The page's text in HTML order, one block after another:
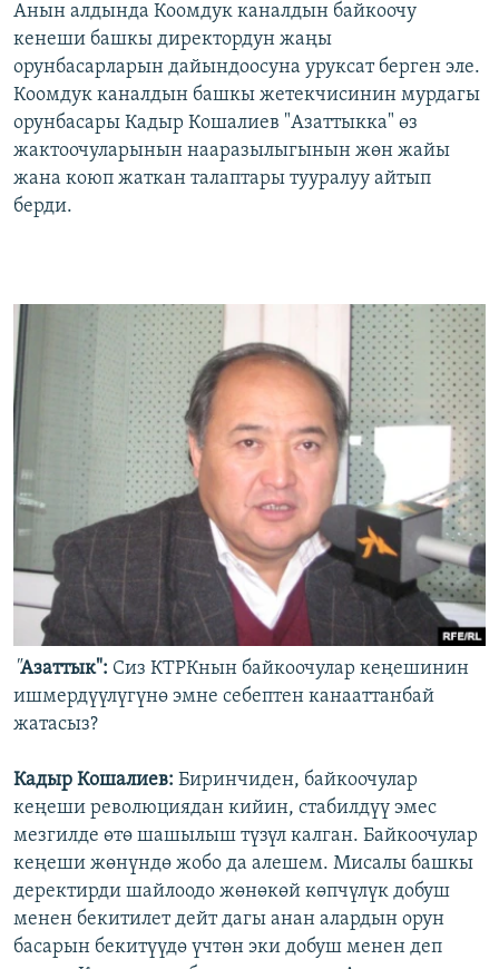
Анын алдында Коомдук каналдын байкоочу
кенеши башкы директордун жаңы
орунбасарларын дайындоосуна уруксат берген эле.
Коомдук каналдын башкы жетекчисинин мурдагы
орунбасары Кадыр Кошалиев "Азаттыкка" өз
жактоочуларынын нааразылыгынын жөн жайы
жана коюп жаткан талаптары тууралуу айтып
берди.
"Азаттык": Сиз КТРКнын байкоочулар кеңешинин
ишмердүүлүгүнө эмне себептен канааттанбай
жатасыз?
Кадыр Кошалиев: Биринчиден, байкоочулар
кеңеши революциядан кийин, стабилдүү эмес
мезгилде өтө шашылыш түзүл калган. Байкоочулар
кеңеши жөнүндө жобо да алешем. Мисалы башкы
деректирди шайлоодо жөнөкөй көпчүлүк добуш
менен бекитилет дейт дагы анан алардын орун
басарын бекитүүдө үчтөн эки добуш менен деп